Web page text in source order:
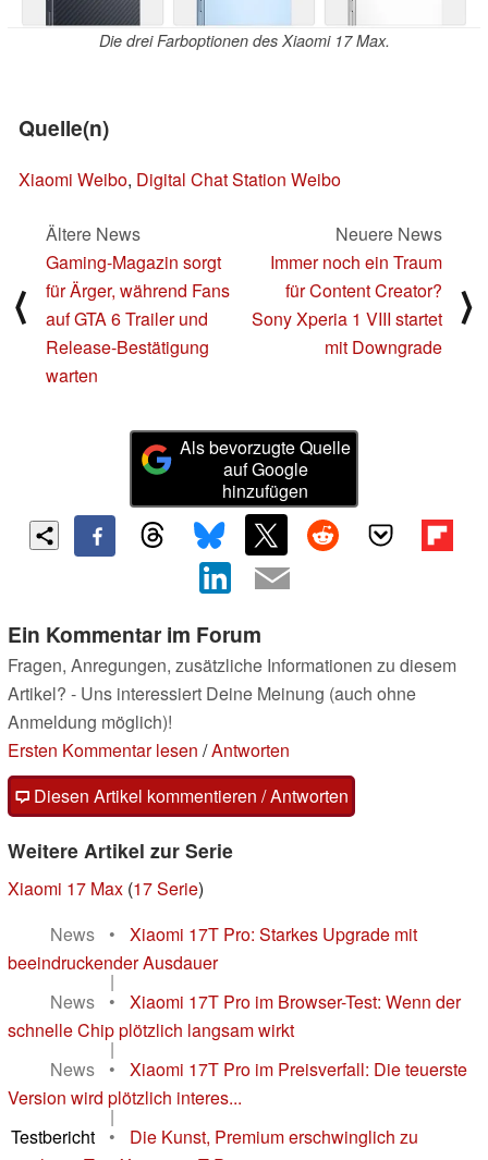
Die drei Farboptionen des Xiaomi 17 Max.
Quelle(n)
Xiaomi Weibo, Digital Chat Station Weibo
⟨
Ältere News
Gaming-Magazin sorgt
für Ärger, während Fans
auf GTA 6 Trailer und
Release-Bestätigung
warten
Neuere News
Immer noch ein Traum
für Content Creator?
Sony Xperia 1 VIII startet
mit Downgrade
⟩
Als bevorzugte Quelle
auf Google
hinzufügen
Ein Kommentar im Forum
Fragen, Anregungen, zusätzliche Informationen zu diesem
Artikel? - Uns interessiert Deine Meinung (auch ohne
Anmeldung möglich)!
Ersten Kommentar lesen /Antworten
Diesen Artikel kommentieren / Antworten
Weitere Artikel zur Serie
Xiaomi 17 Max (17 Serie)
News
•
Xiaomi 17T Pro: Starkes Upgrade mit
beeindruckender Ausdauer
|
News
•
Xiaomi 17T Pro im Browser-Test: Wenn der
schnelle Chip plötzlich langsam wirkt
|
News
•
Xiaomi 17T Pro im Preisverfall: Die teuerste
Version wird plötzlich interes...
|
Testbericht
•
Die Kunst, Premium erschwinglich zu